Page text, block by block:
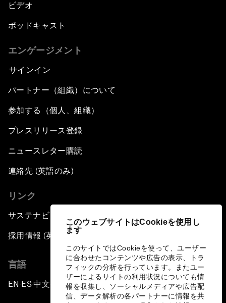
このウェブサイトはCookieを使用し
ます
このサイトではCookieを使って、ユーザー
に合わせたコンテンツや広告の表示、トラ
フィックの分析を行っています。またユー
ザーによるサイトの利用状況についても情
報を収集し、ソーシャルメディアや広告配
信、データ解析の各パートナーに情報を共
ビデオ
ポッドキャスト
エンゲージメント
サインイン
パートナー（組織）について
参加する（個人、組織）
プレスリリース登録
ニュースレター購読
連絡先 (英語のみ)
リンク
サステナビリティへの取り組み
採用情報 (英語のみ)
言語
EN ▪ES▪中文▪ 日本語